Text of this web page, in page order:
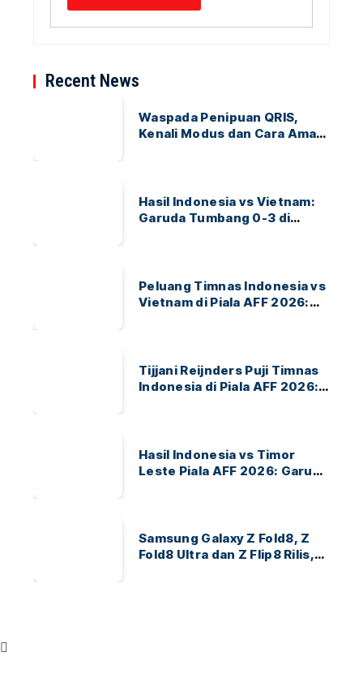
Recent News
Waspada Penipuan QRIS,
Kenali Modus dan Cara Aman
Hasil Indonesia vs Vietnam:
Garuda Tumbang 0-3 di
Peluang Timnas Indonesia vs
Vietnam di Piala AFF 2026:
Tijjani Reijnders Puji Timnas
Indonesia di Piala AFF 2026:
Hasil Indonesia vs Timor
Leste Piala AFF 2026: Garuda
Samsung Galaxy Z Fold8, Z
Fold8 Ultra dan Z Flip8 Rilis,